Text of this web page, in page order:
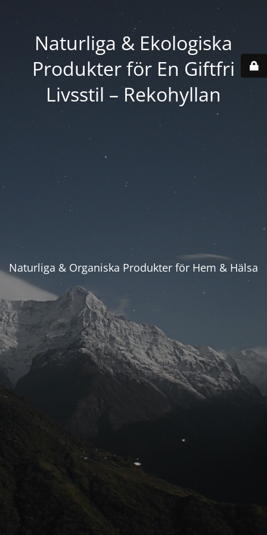
Naturliga & Ekologiska
Produkter för En Giftfri
Livsstil – Rekohyllan
Naturliga & Organiska Produkter för Hem & Hälsa